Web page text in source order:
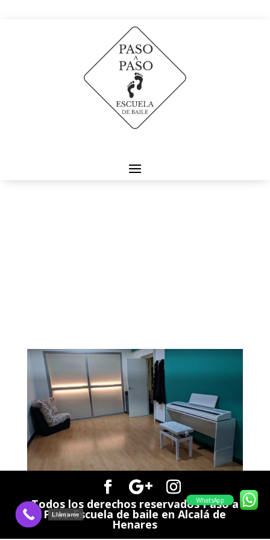
Todos los derechos reservados Paso a
Paso Escuela de baile en Alcalá de
Henares
WhatsApp
Llámame